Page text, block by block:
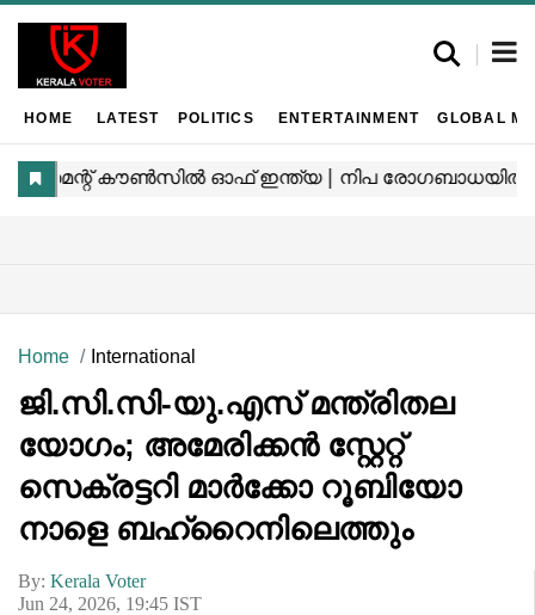
HOME LATEST POLITICS ENTERTAINMENT GLOBAL
Home International
ജി.സി.സി-യു.എസ് മന്ത്രിതല
യോഗം; അമേരിക്കൻ സ്റ്റേറ്റ്
സെക്രട്ടറി മാർക്കോ റൂബിയോ
നാളെ ബഹ്‌റൈനിലെത്തും
By: Kerala Voter
Jun 24, 2026, 19:45 IST